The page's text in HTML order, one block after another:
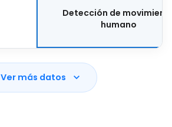
Detección de
humano
Ver más datos